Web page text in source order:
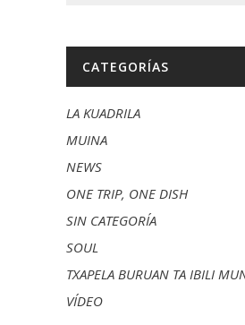
CATEGORÍAS
LA KUADRILA
MUINA
NEWS
ONE TRIP, ONE DISH
SIN CATEGORÍA
SOUL
TXAPELA BURUAN TA IBILI
VÍDEO